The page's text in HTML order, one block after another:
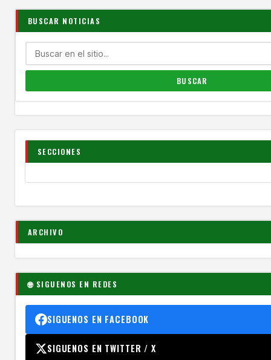
BUSCAR NOTICIAS
SECCIONES
ARCHIVO
🌐 SIGUENOS EN REDES
SIGUENOS EN FACEBOOK
SIGUENOS EN TWITTER / X